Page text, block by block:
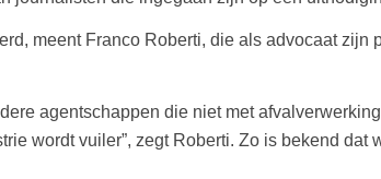
meent Franco Roberti, die als advocaat zijn
agentschappen die niet met
wordt vuiler”, zegt Roberti. Zo is bekend